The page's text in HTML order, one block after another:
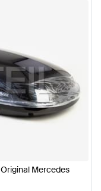
Mercedes